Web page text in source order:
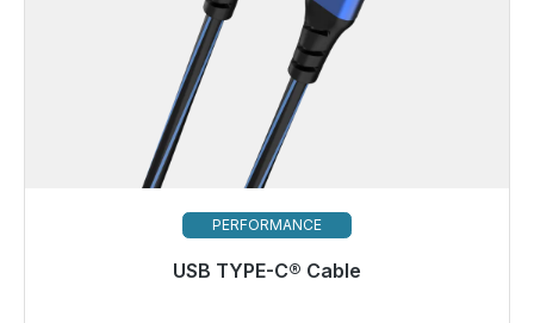
PERFORMANCE
USB TYPE-C® Cable
Prêt à être expédié, délai de livraison 48h*